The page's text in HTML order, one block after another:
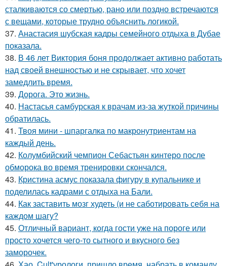
сталкиваются со смертью, рано или поздно встречаются
с вещами, которые трудно объяснить логикой.
37. Анастасия шубская кадры семейного отдыха в Дубае
показала.
38. В 46 лет Виктория боня продолжает активно работать
над своей внешностью и не скрывает, что хочет
замедлить время.
39. Дорога. Это жизнь.
40. Настасья самбурская к врачам из-за жуткой причины
обратилась.
41. Твоя мини - шпаргалка по макронутриентам на
каждый день.
42. Колумбийский чемпион Себастьян кинтеро после
обморока во время тренировки скончался.
43. Кристина асмус показала фигуру в купальнике и
поделилась кадрами с отдыха на Бали.
44. Как заставить мозг худеть (и не саботировать себя на
каждом шагу?
45. Отличный вариант, когда гости уже на пороге или
просто хочется чего-то сытного и вкусного без
заморочек.